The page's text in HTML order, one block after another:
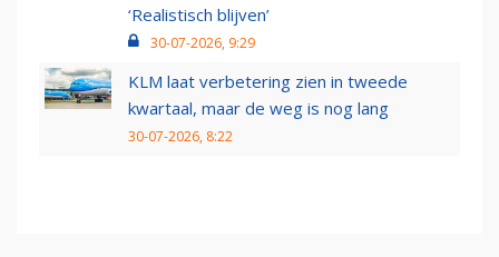
‘Realistisch blijven’
30-07-2026, 9:29
KLM laat verbetering zien in tweede
kwartaal, maar de weg is nog lang
30-07-2026, 8:22